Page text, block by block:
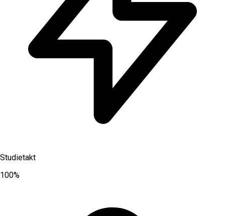
Studietakt
100%